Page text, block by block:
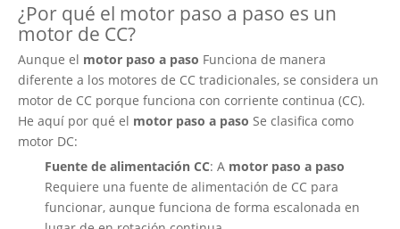
¿Por qué el motor paso a paso es un
motor de CC?
Aunque el motor paso a paso Funciona de manera
diferente a los motores de CC tradicionales, se considera un
motor de CC porque funciona con corriente continua (CC).
He aquí por qué el motor paso a paso Se clasifica como
motor DC:
Fuente de alimentación CC: A motor paso a paso
Requiere una fuente de alimentación de CC para
funcionar, aunque funciona de forma escalonada en